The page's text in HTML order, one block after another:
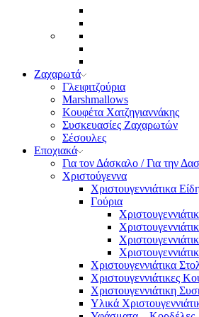
Ζαχαρωτά
Γλειφιτζούρια
Marshmallows
Κουφέτα Χατζηγιαννάκης
Συσκευασίες Ζαχαρωτών
Σέσουλες
Εποχιακά
Για τον Δάσκαλο / Για την
Χριστούγεννα
Χριστουγεννιάτικα
Γούρια
Χριστουγεννιάτικα
Χριστουγεννιάτικες
Χριστουγεννιάτικη
Υλικά